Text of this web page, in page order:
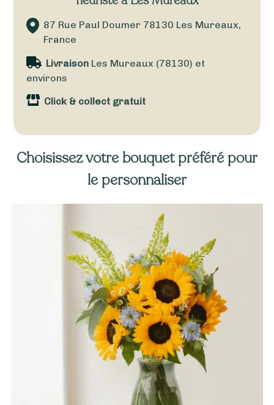
87 Rue Paul Doumer 78130 Les Mureaux,
France
LivraisonLes Mureaux (78130) et
environs
Click & collect gratuit
Choisissez votre bouquet préféré pour
le personnaliser